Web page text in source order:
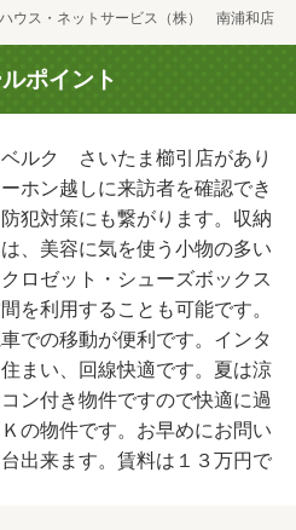
ウス・ネットサービス（株） 南浦和店
ポイント
ルク さいたま櫛引店があり
ホン越しに来訪者を確認でき
犯対策にも繋がります。収納
、美容に気を使う小物の多い
ロゼット・シューズボックス
を利用することも可能です。
での移動が便利です。インタ
まい、回線快適です。夏は涼
ン付き物件ですので快適に過
の物件です。お早めにお問い
出来ます。賃料は１３万円で